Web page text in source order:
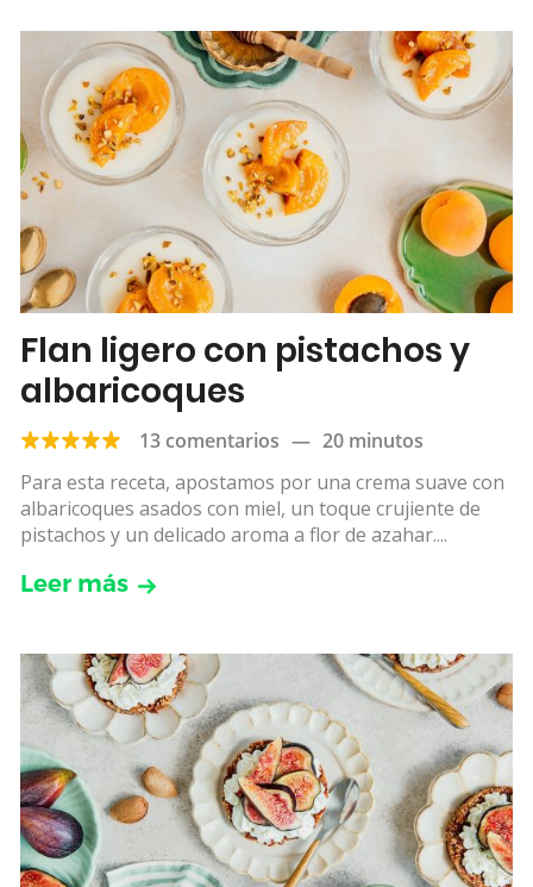
Flan ligero con pistachos y
albaricoques
13 comentarios — 20 minutos
Para esta receta, apostamos por una crema suave con
albaricoques asados con miel, un toque crujiente de
pistachos y un delicado aroma a flor de azahar....
Leer más